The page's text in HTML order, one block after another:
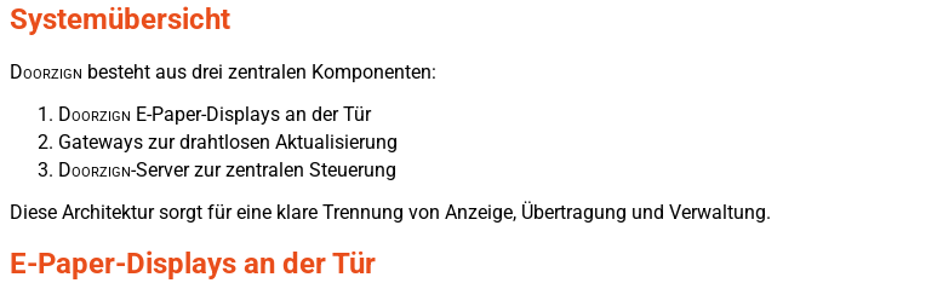
Systemübersicht
Doorzign besteht aus drei zentralen Komponenten:
Doorzign E-Paper-Displays an der Tür
Gateways zur drahtlosen Aktualisierung
Doorzign-Server zur zentralen Steuerung
Diese Architektur sorgt für eine klare Trennung von Anzeige, Übertragung und Verwaltung.
E-Paper-Displays an der Tür